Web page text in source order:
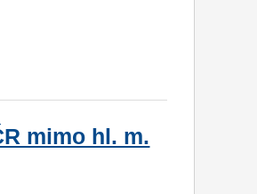
mimo hl. m.